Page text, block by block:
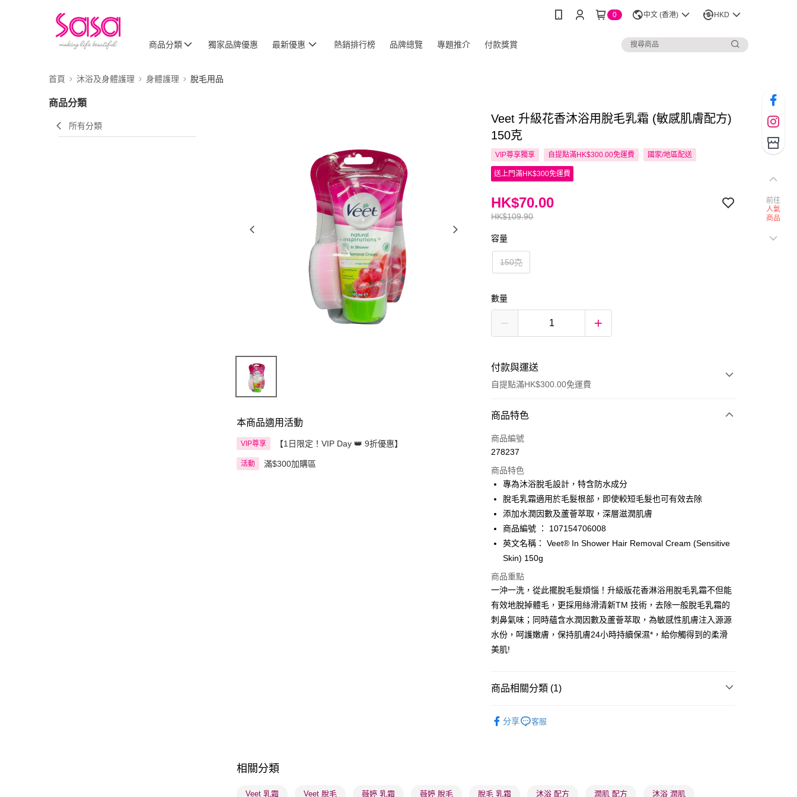
0 中文 (香港) HKD
商品分類 獨家品牌優惠 最新優惠 熱銷排行榜 品牌總覽 專題推介 付款獎賞
首頁 沐浴及身體護理 身體護理 脫毛用品
商品分類
所有分類
本商品適用活動
VIP尊享 【1日限定！VIP Day 👑 9折優惠】
活動 滿$300加購區
Veet 升級花香沐浴用脫毛乳霜 (敏感肌膚配方)
150克
VIP尊享獨享 自提點滿HK$300.00免運費 國家/地區配送
送上門滿HK$300免運費
HK$109.90
HK$70.00
容量
150克
數量
付款與運送
自提點滿HK$300.00免運費
付款方式
信用卡
AlipayHK
PayMe
WeChat Pay
BoC Pay
送貨方式
順豐自助櫃 - 確認發貨後1-3個工作天送達
每筆HK$65.00，滿HK$300.00或以上免運費
順豐站及營業點 - 確認發貨後1-3個工作天送達
確認發貨後1-3 工作天送達，訂單將隨機分配至SF順豐速運或京東
(澳門門市) 只顯示可選門市。確認發貨後2-5個工作天到店，3天內
商品特色
商品編號
278237
商品特色
專為沐浴脫毛設計，特含防水成分
脫毛乳霜適用於毛髮根部，即使較短毛髮也可有效去除
添加水潤因數及蘆薈萃取，深層滋潤肌膚
商品編號 ： 107154706008
英文名稱： Veet® In Shower Hair Removal Cream (Sensitive
Skin) 150g
商品重點
一沖一洗，從此擺脫毛髮煩惱！升級版花香淋浴用脫毛乳霜不但能
有效地脫掉體毛，更採用絲滑清新TM 技術，去除一般脫毛乳霜的
刺鼻氣味；同時蘊含水潤因數及蘆薈萃取，為敏感性肌膚注入源源
水份，呵護嫩膚，保持肌膚24小時持續保濕*，給你觸得到的柔滑
美肌!
商品相關分類 (1)
分享
客服
相關分類
Veet 乳霜 Veet 脫毛 薇婷 乳霜 薇婷 脫毛 脫毛 乳霜 沐浴 配方 潤肌 配方 沐浴 潤肌
前往
人氣
商品